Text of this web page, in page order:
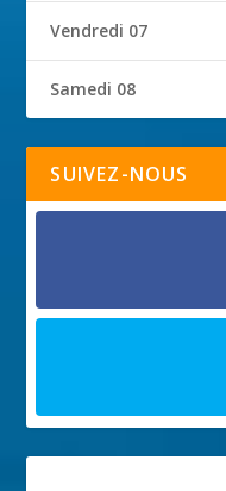
Vendredi 07
Samedi 08
SUIVEZ-NOUS